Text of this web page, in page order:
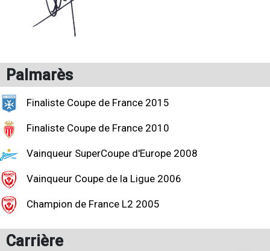
Palmarès
Finaliste Coupe de France 2015
Finaliste Coupe de France 2010
Vainqueur SuperCoupe d'Europe 2008
Vainqueur Coupe de la Ligue 2006
Champion de France L2 2005
Carrière